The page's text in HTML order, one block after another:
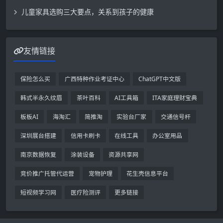
儿童家具选购三大要点，关系到孩子的健康
友情链接
保险怎么买 广西特种作业考证中心 ChatGPT中文版
韩式半永久纹眉 茶叶百科 AI工具箱 ITA家庭理财宝典
板板AI 海淘汇 简推淘 实验台厂家 交通信号杆
深圳展台搭建 信用卡刷卡 在线工具 办公室用品
南京数据恢复 涂装设备 资源共享网
竞价推广托管代运营 宠物护理 花生壳信息平台
短视频学习网 医疗险测评 更多链接